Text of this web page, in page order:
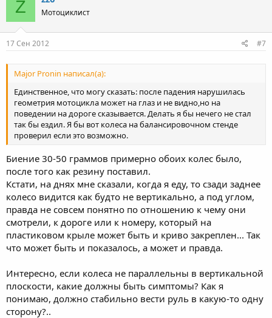
Z Мотоциклист
17 Сен 2012 #7
Major Pronin написал(а):
Единственное, что могу сказать: после падения нарушилась
геометрия мотоцикла может на глаз и не видно,но на
поведении на дороге сказывается. Делать я бы нечего не стал
так бы ездил. Я бы вот колеса на балансировочном стенде
проверил если это возможно.
Биение 30-50 граммов примерно обоих колес было,
после того как резину поставил.
Кстати, на днях мне сказали, когда я еду, то сзади заднее
колесо видится как будто не вертикально, а под углом,
правда не совсем понятно по отношению к чему они
смотрели, к дороге или к номеру, который на
пластиковом крыле может быть и криво закреплен... Так
что может быть и показалось, а может и правда.
Интересно, если колеса не параллельны в вертикальной
плоскости, какие должны быть симптомы? Как я
понимаю, должно стабильно вести руль в какую-то одну
сторону?..